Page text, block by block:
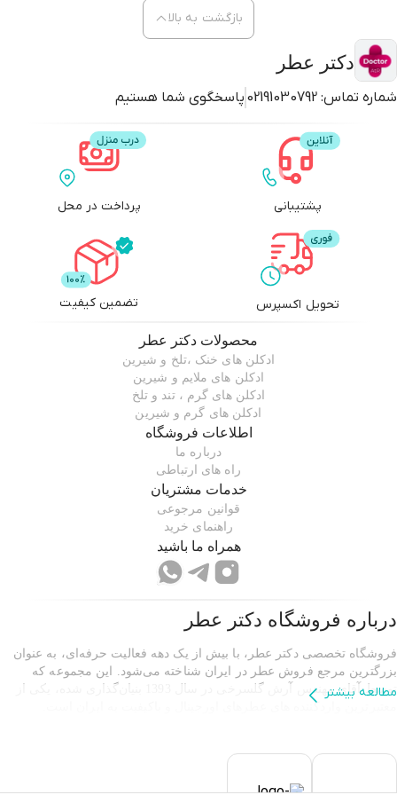
دکتر عطر
شماره تماس: 02191030792 پاسخگوی شما هستیم
بازگشت به بالا
پشتیبانی پرداخت در محل
تحویل اکسپرس تضمین کیفیت
محصولات دکتر عطر
ادکلن های خنک ،تلخ و شیرین
ادکلن های ملایم و شیرین
ادکلن های گرم ، تند و تلخ
ادکلن های گرم و شیرین
اطلاعات فروشگاه
درباره ما
راه های ارتباطی
خدمات مشتریان
قوانین مرجوعی
راهنمای خرید
همراه ما باشید
درباره فروشگاه دکتر عطر
فروشگاه تخصصی دکتر عطر، با بیش از یک دهه فعالیت حرفه‌ای، به عنوان
بزرگترین مرجع فروش عطر در ایران شناخته می‌شود. این مجموعه که
معتبرترین واردکننده های عطرهای اورجینال و باکیفیت به ایران است.
مشتریانرا در اولویت قرار داده است.
مطالعه بیشتر